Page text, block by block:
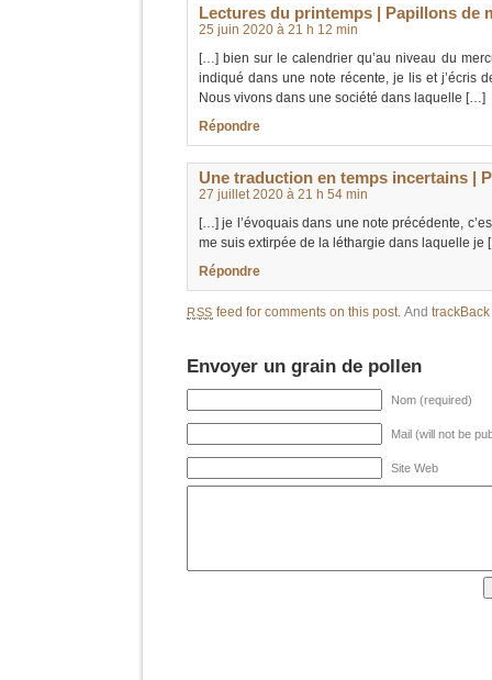
Lectures du printemps | Papillons de
25 juin 2020 à 21 h 12 min
[…] bien sur le calendrier qu’au niveau du
indiqué dans une note récente, je lis et j’écris
Nous vivons dans une société dans laquelle […]
Répondre
Une traduction en temps incertains |
27 juillet 2020 à 21 h 54 min
[…] je l’évoquais dans une note précédente,
me suis extirpée de la léthargie dans laquelle je
Répondre
RSS feed for comments on this post. And
Envoyer un grain de pollen
Nom (required)
Mail (will not be
Site Web